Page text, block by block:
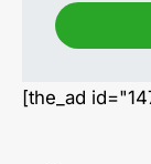
[the_ad